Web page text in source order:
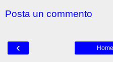
Posta un commento
‹